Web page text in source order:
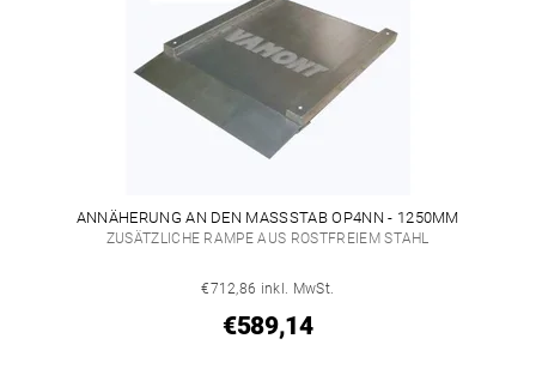
ANNÄHERUNG AN DEN MASSSTAB OP4NN - 1250MM
ZUSÄTZLICHE RAMPE AUS ROSTFREIEM STAHL
€712,86 inkl. MwSt.
€589,14